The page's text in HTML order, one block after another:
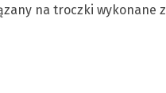
na troczki